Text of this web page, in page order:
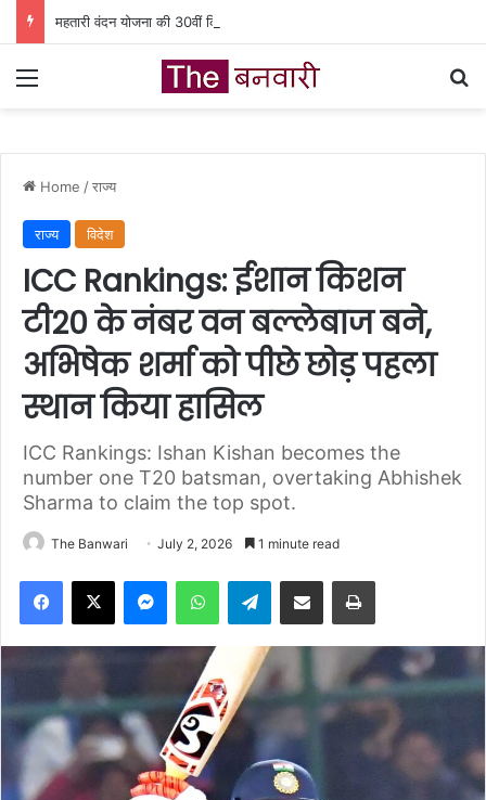
महतारी वंदन योजना की 30वीं किस्त होगी जारी, ऐसे चेक करें भुगतान स्टेटस
Menu
Home /राज्य
राज्य विदेश
ICC Rankings: ईशान किशन
टी20 के नंबर वन बल्लेबाज बने,
अभिषेक शर्मा को पीछे छोड़ पहला
स्थान किया हासिल
ICC Rankings: Ishan Kishan becomes the
number one T20 batsman, overtaking Abhishek
Sharma to claim the top spot.
The Banwari July 2, 2026 1 minute read
Facebook
X MessengerWhatsAppTelegramShare via Email Print